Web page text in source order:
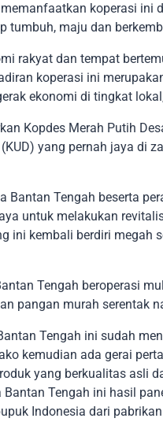
koperasi ini
tumbuh, maju dan
rakyat dan tempat
koperasi ini
ekonomi di tingkat
Kopdes Merah Putih
yang pernah jaya di
Bantan Tengah beserta
untuk melakukan
ini kembali berdiri megah
Tengah beroperasi
pangan murah serentak
Tengah ini sudah
kemudian ada gerai
yang berkualitas asli
Tengah ini hasil
Indonesia dari